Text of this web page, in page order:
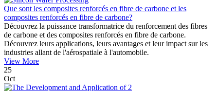
Que sont les composites renforcés en fibre de carbone et les
composites renforcés en fibre de carbone?
Découvrez la puissance transformatrice du renforcement des fibres
de carbone et des composites renforcés en fibre de carbone.
Découvrez leurs applications, leurs avantages et leur impact sur les
industries allant de l'aérospatiale à l'automobile.
View More
25
Oct